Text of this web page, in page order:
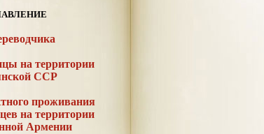
на территории
ССР
проживания
на территории
Армении